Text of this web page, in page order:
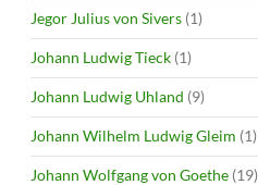
Jegor Julius von Sivers (1)
Johann Ludwig Tieck (1)
Johann Ludwig Uhland (9)
Johann Wilhelm Ludwig Gleim (1)
Johann Wolfgang von Goethe (19)